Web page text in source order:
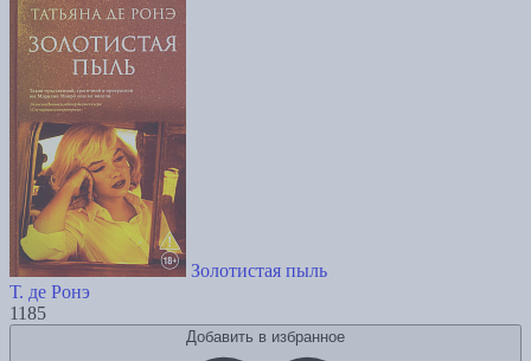
Золотистая пыль
Т. де Ронэ
1185
Добавить в избранное